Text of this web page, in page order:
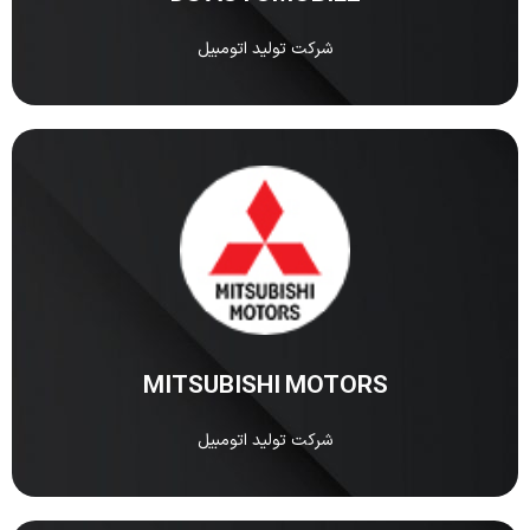
شرکت تولید اتومبیل
MITSUBISHI MOTORS
شرکت تولید اتومبیل
MITSUBISHI MOTORS
شرکت MITSUBISHI MOTORS یکی از قدیمیترین و
مشهورترین خودروسازهای ژاپنی در دنیاست.
مشاهده